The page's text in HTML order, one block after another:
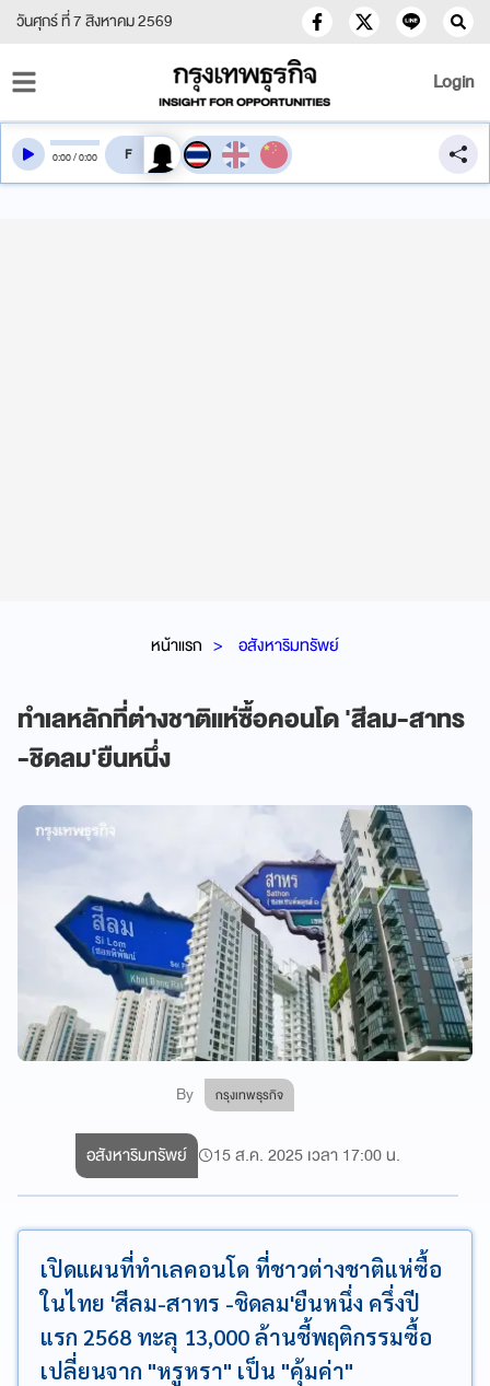
วันศุกร์ ที่ 7 สิงหาคม 2569
Login
หน้าแรก อสังหาริมทรัพย์
ทำเลหลักที่ต่างชาติแห่ซื้อคอนโด 'สีลม-สาทร
-ชิดลม'ยืนหนึ่ง
By กรุงเทพธุรกิจ
0:00/0:00 สลับเสียงอ่าน
อสังหาริมทรัพย์ 15 ส.ค. 2025 เวลา 17:00 น.
เปิดแผนที่ทำเลคอนโด ที่ชาวต่างชาติแห่ซื้อ
ในไทย 'สีลม-สาทร -ชิดลม'ยืนหนึ่ง ครึ่งปี
แรก 2568 ทะลุ 13,000 ล้านชี้พฤติกรรมซื้อ
เปลี่ยนจาก "หรูหรา" เป็น "คุ้มค่า"